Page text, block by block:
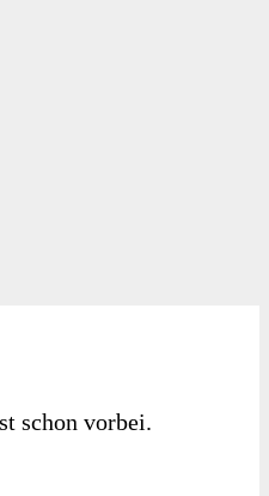
schon vorbei.